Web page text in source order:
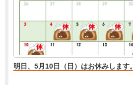
明日、5月10日（日）はお休みします。